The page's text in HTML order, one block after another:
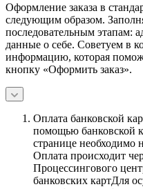
Оформление заказа в
следующим образом.
последовательным этапам:
данные о себе. Советуем в
информацию, которая
кнопку «Оформить заказ».
Оплата банковской
помощью банковской
странице
Оплата происходит
Процессингового
банковских картДля